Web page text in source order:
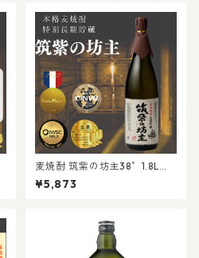
麦焼酎 筑紫の坊主38゜1.8L｜
贈り物 お歳暮 贈答 プレゼント
還暦 祝事 晩酌 長期貯蔵 IWS
¥5,873